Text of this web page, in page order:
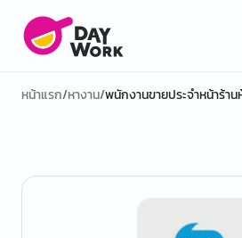
หน้าแรก/หางาน/พนักงานขายประจำหน้าร้า